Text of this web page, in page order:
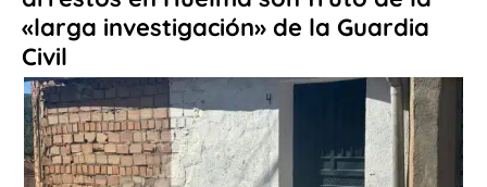
«larga investigación» de la Guardia
Civil